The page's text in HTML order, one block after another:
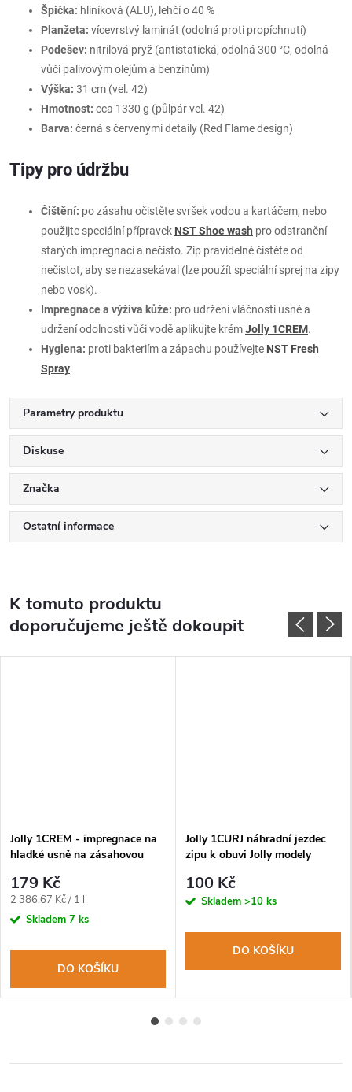
Špička: hliníková (ALU), lehčí o 40 %
Planžeta: vícevrstvý laminát (odolná proti propíchnutí)
Podešev: nitrilová pryž (antistatická, odolná 300 °C, odolná
vůči palivovým olejům a benzínům)
Výška: 31 cm (vel. 42)
Hmotnost: cca 1330 g (půlpár vel. 42)
Barva: černá s červenými detaily (Red Flame design)
Tipy pro údržbu
Čištění: po zásahu očistěte svršek vodou a kartáčem, nebo
použijte speciální přípravek NST Shoe wash pro odstranění
starých impregnací a nečisto. Zip pravidelně čistěte od
nečistot, aby se nezasekával (lze použít speciální sprej na zipy
nebo vosk).
Impregnace a výživa kůže: pro udržení vláčnosti usně a
udržení odolnosti vůči vodě aplikujte krémJolly 1CREM.
Hygiena: proti bakteriím a zápachu používejte NST Fresh
Spray.
Parametry produktu
Diskuse
Značka
Ostatní informace
K tomuto produktu
doporučujeme ještě dokoupit
Jolly 1CREM - impregnace na
hladké usně na zásahovou
179 Kč
Měrná
cena:
2 386,67 Kč / 1 l
Skladem 7 ks
DO KOŠÍKU
Jolly 1CURJ náhradní jezdec
zipu k obuvi Jolly modely
100 Kč
Skladem >10 ks
DO KOŠÍKU